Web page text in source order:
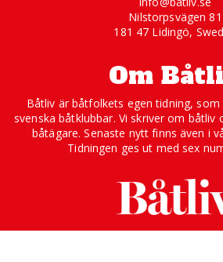
Nilstorpsvägen 81
181 47 Lidingö,
Om
Båtliv är båtfolkets egen tidning,
svenska båtklubbar. Vi skriver om båtliv
båtägare. Senaste nytt finns även i
Tidningen ges ut med sex